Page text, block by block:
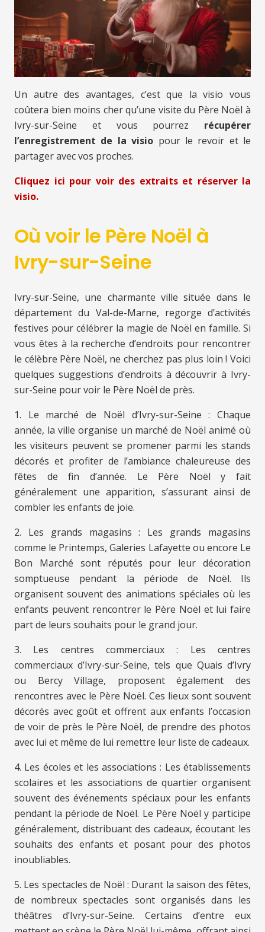
Un autre des avantages, c’est que la visio vous
coûtera bien moins cher qu’une visite du Père Noël à
Ivry-sur-Seine et vous pourrez récupérer
l’enregistrement de la visio pour le revoir et le
partager avec vos proches.
Cliquez ici pour voir des extraits et réserver la
visio.
Où voir le Père Noël à
Ivry-sur-Seine
Ivry-sur-Seine, une charmante ville située dans le
département du Val-de-Marne, regorge d’activités
festives pour célébrer la magie de Noël en famille. Si
vous êtes à la recherche d’endroits pour rencontrer
le célèbre Père Noël, ne cherchez pas plus loin ! Voici
quelques suggestions d’endroits à découvrir à Ivry-
sur-Seine pour voir le Père Noël de près.
1. Le marché de Noël d’Ivry-sur-Seine : Chaque
année, la ville organise un marché de Noël animé où
les visiteurs peuvent se promener parmi les stands
décorés et profiter de l’ambiance chaleureuse des
fêtes de fin d’année. Le Père Noël y fait
généralement une apparition, s’assurant ainsi de
combler les enfants de joie.
2. Les grands magasins : Les grands magasins
comme le Printemps, Galeries Lafayette ou encore Le
Bon Marché sont réputés pour leur décoration
somptueuse pendant la période de Noël. Ils
organisent souvent des animations spéciales où les
enfants peuvent rencontrer le Père Noël et lui faire
part de leurs souhaits pour le grand jour.
3. Les centres commerciaux : Les centres
commerciaux d’Ivry-sur-Seine, tels que Quais d’Ivry
ou Bercy Village, proposent également des
rencontres avec le Père Noël. Ces lieux sont souvent
décorés avec goût et offrent aux enfants l’occasion
de voir de près le Père Noël, de prendre des photos
avec lui et même de lui remettre leur liste de cadeaux.
4. Les écoles et les associations : Les établissements
scolaires et les associations de quartier organisent
souvent des événements spéciaux pour les enfants
pendant la période de Noël. Le Père Noël y participe
généralement, distribuant des cadeaux, écoutant les
souhaits des enfants et posant pour des photos
inoubliables.
5. Les spectacles de Noël : Durant la saison des fêtes,
de nombreux spectacles sont organisés dans les
théâtres d’Ivry-sur-Seine. Certains d’entre eux